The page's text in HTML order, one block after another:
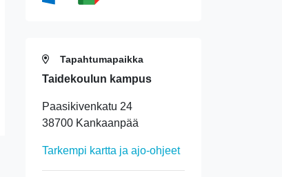
Tapahtumapaikka
Taidekoulun kampus
Paasikivenkatu 24
38700 Kankaanpää
Tarkempi kartta ja ajo-ohjeet